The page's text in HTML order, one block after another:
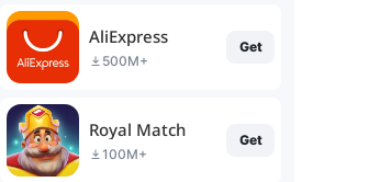
AliExpress
500M+
Get
Royal Match
100M+
Get